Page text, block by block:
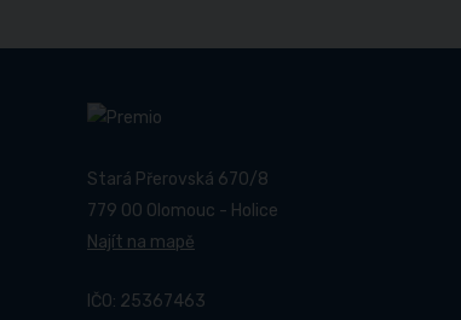
Stará Přerovská 670/8
779 00 Olomouc - Holice
Najít na mapě
IČO: 25367463